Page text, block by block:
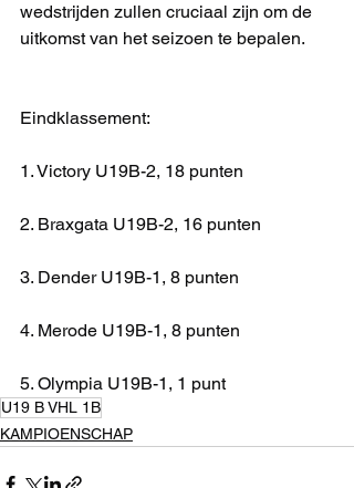
wedstrijden zullen cruciaal zijn om de
uitkomst van het seizoen te bepalen.
Eindklassement:
1. Victory U19B-2, 18 punten
2. Braxgata U19B-2, 16 punten
3. Dender U19B-1, 8 punten
4. Merode U19B-1, 8 punten
5. Olympia U19B-1, 1 punt
U19 B VHL 1B
KAMPIOENSCHAP